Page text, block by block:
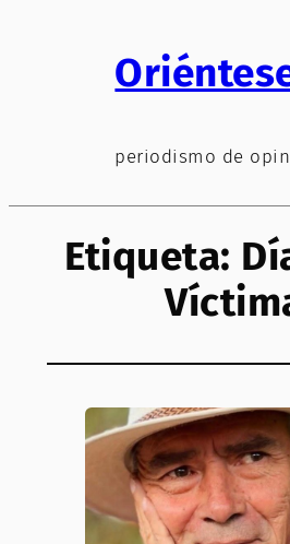
periodismo de
Etiqueta: